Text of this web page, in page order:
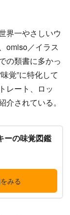
界一やさしいウ
omiso／イラス
の類書に多かっ
覚”に特化して
レート、ロッ
されている。
ーの味覚図鑑
みる